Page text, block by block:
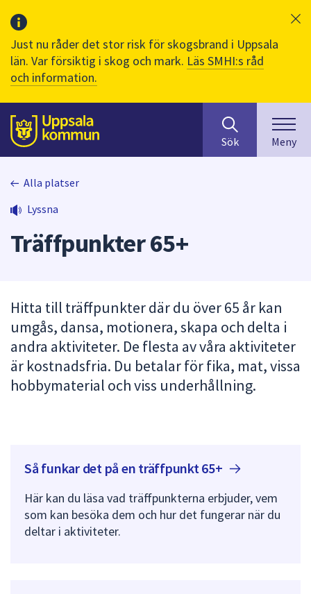
Just nu råder det stor risk för skogsbrand i Uppsala
län. Var försiktig i skog och mark. Läs SMHI:s råd
och information.
Till sidans
huvudinnehåll
efter
innehåll
på
sökförslag
att
presenteras
under
fältet.
Använd
mellan
sökförslagen
och
enter
Sök Meny
Alla platser
Lyssna
Träffpunkter 65+
Hitta till träffpunkter där du över 65 år kan
umgås, dansa, motionera, skapa och delta i
andra aktiviteter. De flesta av våra aktiviteter
är kostnadsfria. Du betalar för fika, mat, vissa
hobbymaterial och viss underhållning.
Så funkar det på en träffpunkt65+
Här kan du läsa vad träffpunkterna erbjuder, vem
som kan besöka dem och hur det fungerar när du
deltar i aktiviteter.